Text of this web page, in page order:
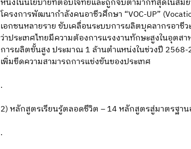
หนึ่งในนโยบายที่ตอบโจทย์และถูกจับตามากที่สุดในส
โครงการพัฒนากำลังคนอาชีวศึกษา “VOC-UP”
เอกชนหลายราย ขับเคลื่อนระบบการผลิตบุคลากรอาชี
ว่าประเทศไทยมีความต้องการแรงงานทักษะสูงในอุตส
การผลิตขั้นสูง ประมาณ 1 ล้านตำแหน่งในช่วงปี
เพิ่มขีดความสามารถการแข่งขันของประเทศ
.
2) หลักสูตรเรียนรู้ตลอดชีวิต – 14 หลักสูตรสู่มาตรฐา
.